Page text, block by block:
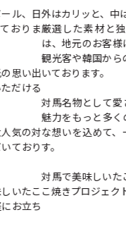
ル、日
おりま
思い出
だける
気の対
ており
いたこ
お立ち
外はカリッと、中
厳選した素材と
は、地元のお客
観光客や韓国か
いております。
対馬名物として愛
魅力をもっと多
な想いを込めて、
す。
対馬で美味しい
こ焼きプロジェク